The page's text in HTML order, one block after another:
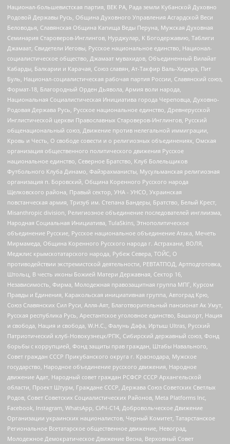
Национал-большевистская партия, ВЕК РА, Рада земли Кубанской Духовно
Родовой Державы Русь, Община Духовного Управления Асгардской Веси
Беловодья, Славянская Община Капища Веды Перуна, Мужская Духовная
Семинария Староверов-Инглингов, Нурджулар, К Богодержавию, Таблиги
Джамаат, Свидетели Иеговы, Русское национальное единство, Национал-
социалистическое общество, Джамаат мувахидов, Объединенный Вилайат
Кабарды, Балкарии и Карачая, Союз славян, Ат-Такфир Валь-Хиджра, Пит
Буль, Национал-социалистическая рабочая партия России, Славянский союз,
Формат-18, Благородный Орден Дьявола, Армия воли народа,
Национальная Социалистическая Инициатива города Череповца, Духовно-
Родовая Держава Русь, Русское национальное единство, Древнерусской
Инглистической церкви Православных Староверов-Инглингов, Русский
общенациональный союз, Движение против нелегальной иммиграции,
Кровь и Честь, О свободе совести и о религиозных объединениях, Омская
организация общественного политического движения Русское
национальное единство, Северное Братство, Клуб Болельщиков
Футбольного Клуба Динамо, Файзрахманисты, Мусульманская религиозная
организация п. Боровский, Община Коренного Русского народа
Щелковского района, Правый сектор, УНА - УНСО, Украинская
повстанческая армия, Тризуб им. Степана Бандеры, Братство, Белый Крест,
Misanthropic division, Религиозное объединение последователей инглиизма,
Народная Социальная Инициатива, TulaSkins, Этнополитическое
объединение Русские, Русское национальное объединение Атака, Мечеть
Мирмамеда, Община Коренного Русского народа г. Астрахани, ВОЛЯ,
Меджлис крымскотатарского народа, Рубеж Севера, ТОЙС, О
противодействии экстремистской деятельности, РЕВТАТПОД, Артподготовка,
Штольц, В честь иконы Божией Матери Державная, Сектор 16,
Независимость, Фирма, Молодежная правозащитная группа МПГ, Курсом
Правды и Единения, Каракольская инициативная группа, Автоград Крю,
Союз Славянских Сил Руси, Алля-Аят, Благотворительный пансионат Ак Умут,
Русская республика Русь, Арестантское уголовное единство, Башкорт, Нация
и свобода, Нация и свобода, W.H.С., Фалунь Дафа, Иртыш Ultras, Русский
Патриотический клуб-Новокузнецк/РПК, Сибирский державный союз, Фонд
борьбы с коррупцией, Фонд защиты прав граждан, Штабы Навального,
Совет граждан СССР Прикубанского округа г. Краснодара, Мужское
государство, Народное объединение русского движения, Народное
движение Адат, Народный совет граждан РСФСР СССР Архангельской
области, Проект Штурм, Граждане СССР, Держава Союз Советских Светлых
Родов, Совет Советских Социалистических Районов, Meta Platforms Inc,
Facebook, Instagram, WhatsApp, СИЧ-С14, Добровольческое Движение
Организации украинских националистов, Черный Комитет, Татарстанское
Региональное Всетатарское общественное движение, Невоград,
Молодежное Демократическое Движение Весна, Верховный Совет